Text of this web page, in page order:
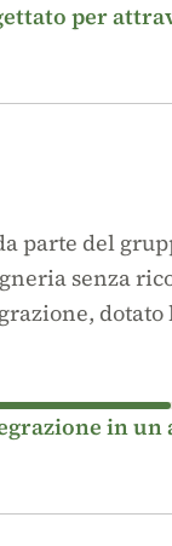
per
parte del
senza
in un